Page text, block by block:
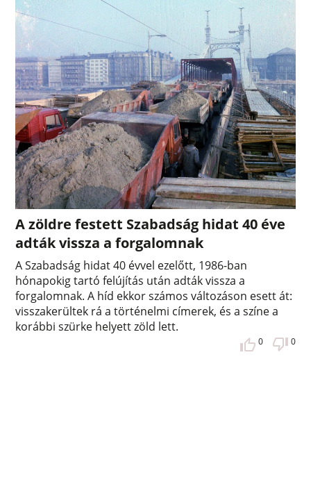
A zöldre festett Szabadság hidat 40 éve
adták vissza a forgalomnak
A Szabadság hidat 40 évvel ezelőtt, 1986-ban
hónapokig tartó felújítás után adták vissza a
forgalomnak. A híd ekkor számos változáson esett át:
visszakerültek rá a történelmi címerek, és a színe a
korábbi szürke helyett zöld lett.
0 0